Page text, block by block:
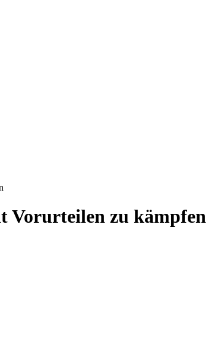
Vorurteilen zu kämpfen